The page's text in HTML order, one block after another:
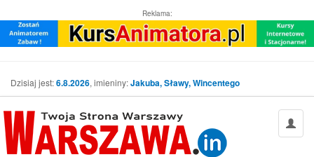
Reklama:
Dzisiaj jest:6.8.2026, imieniny:Jakuba, Sławy, Wincentego